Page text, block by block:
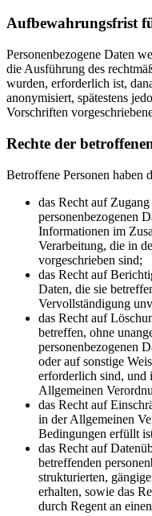
Aufbewahrungsfrist
Personenbezogene Daten
die Ausführung des
wurden, erforderlich ist,
anonymisiert, spätestens
Vorschriften
Rechte der
Betroffene Personen haben
das Recht auf
personenbezogenen
Informationen im
Verarbeitung, die in
vorgeschrieben sind;
das Recht auf
Daten, die sie
Vervollständigung
das Recht auf
betreffen, ohne
personenbezogenen
oder auf sonstige
erforderlich sind, und
Allgemeinen
das Recht auf
in der Allgemeinen
Bedingungen erfüllt
das Recht auf
betreffenden
strukturierten,
erhalten, sowie das
durch Regent an